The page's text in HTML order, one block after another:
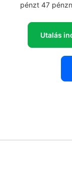
pénzt 47
Utalás